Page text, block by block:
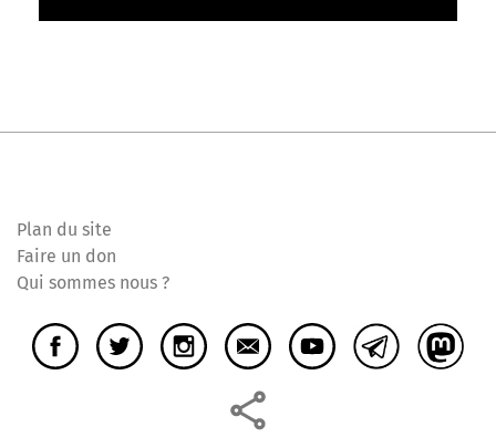
Plan du site
Faire un don
Qui sommes nous ?